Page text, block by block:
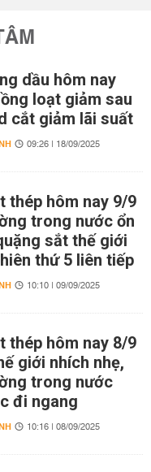
dầu hôm nay
loạt giảm sau
cắt giảm lãi suất
09:26 | 18/09/2025
thép hôm nay 9/9
trong nước ổn
sắt thế giới
thứ 5 liên tiếp
10:10 | 09/09/2025
thép hôm nay 8/9
giới nhích nhẹ,
trong nước
đi ngang
10:16 | 08/09/2025